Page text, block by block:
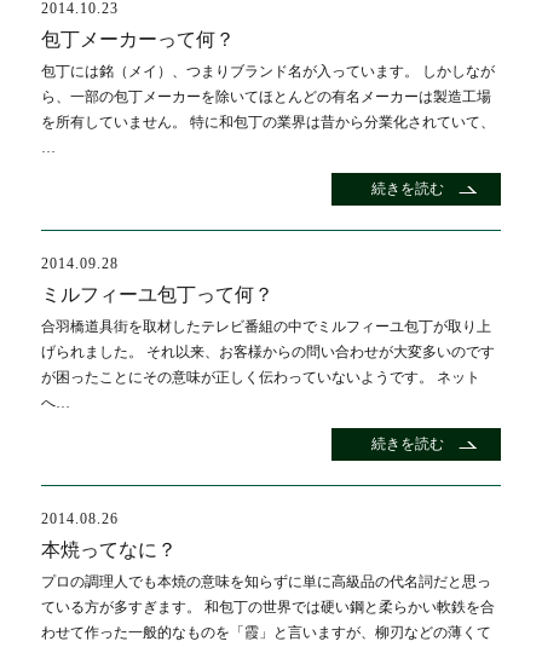
2014.10.23
包丁メーカーって何？
包丁には銘（メイ）、つまりブランド名が入っています。 しかしなが
ら、一部の包丁メーカーを除いてほとんどの有名メーカーは製造工場
を所有していません。 特に和包丁の業界は昔から分業化されていて、
…
続きを読む
2014.09.28
ミルフィーユ包丁って何？
合羽橋道具街を取材したテレビ番組の中でミルフィーユ包丁が取り上
げられました。 それ以来、お客様からの問い合わせが大変多いのです
が困ったことにその意味が正しく伝わっていないようです。 ネット
へ…
続きを読む
2014.08.26
本焼ってなに？
プロの調理人でも本焼の意味を知らずに単に高級品の代名詞だと思っ
ている方が多すぎます。 和包丁の世界では硬い鋼と柔らかい軟鉄を合
わせて作った一般的なものを「霞」と言いますが、柳刃などの薄くて